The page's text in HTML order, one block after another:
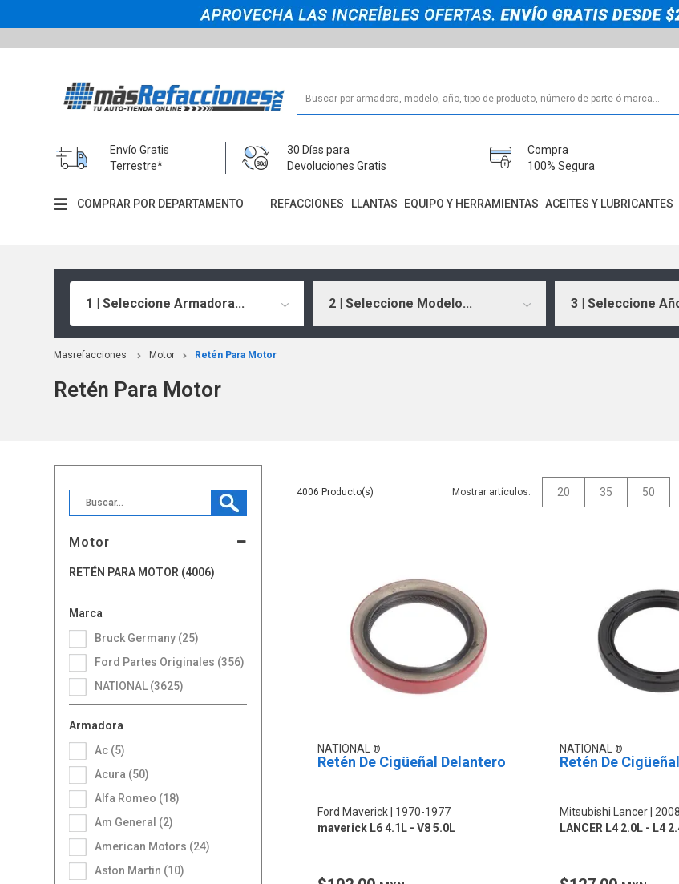
Envío Gratis
Terrestre*
30 Días para
Devoluciones Gratis
Compra
100% Segura
COMPRAR POR DEPARTAMENTO REFACCIONES LLANTAS EQUIPO Y HERRAMIENTAS ACEITES Y LUBRICANTES
1 | Seleccione Armadora... 2 | Seleccione Modelo... 3 | Seleccione
Masrefacciones Motor Retén Para Motor
Retén Para Motor
Motor
RETÉN PARA MOTOR (4006)
Marca
Bruck Germany (25)
Ford Partes Originales (356)
NATIONAL (3625)
Armadora
Ac (5)
Acura (50)
Alfa Romeo (18)
Am General (2)
American Motors (24)
Aston Martin (10)
4006 Mostrar artículos: 20 35 50
NATIONAL
Retén De Cigüeñal Delantero
Ford Maverick
1970-1977
maverick L6 4.1L - V8 5.0L
NATIONAL
Retén De
Mitsubishi Lancer
LANCER L4 2.0L - L4